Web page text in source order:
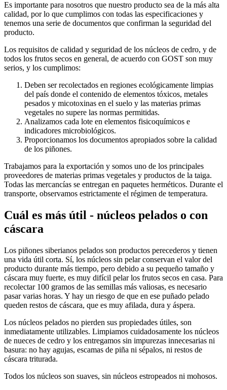
Es importante para nosotros que nuestro producto sea de la más alta
calidad, por lo que cumplimos con todas las especificaciones y
tenemos una serie de documentos que confirman la seguridad del
producto.
Los requisitos de calidad y seguridad de los núcleos de cedro, y de
todos los frutos secos en general, de acuerdo con GOST son muy
serios, y los cumplimos:
Deben ser recolectados en regiones ecológicamente limpias
del país donde el contenido de elementos tóxicos, metales
pesados y micotoxinas en el suelo y las materias primas
vegetales no supere las normas permitidas.
Analizamos cada lote en elementos fisicoquímicos e
indicadores microbiológicos.
Proporcionamos los documentos apropiados sobre la calidad
de los piñones.
Trabajamos para la exportación y somos uno de los principales
proveedores de materias primas vegetales y productos de la taiga.
Todas las mercancías se entregan en paquetes herméticos. Durante el
transporte, observamos estrictamente el régimen de temperatura.
Cuál es más útil - núcleos pelados o con
cáscara
Los piñones siberianos pelados son productos perecederos y tienen
una vida útil corta. Sí, los núcleos sin pelar conservan el valor del
producto durante más tiempo, pero debido a su pequeño tamaño y
cáscara muy fuerte, es muy difícil pelar los frutos secos en casa. Para
recolectar 100 gramos de las semillas más valiosas, es necesario
pasar varias horas. Y hay un riesgo de que en ese puñado pelado
queden restos de cáscara, que es muy afilada, dura y áspera.
Los núcleos pelados no pierden sus propiedades útiles, son
inmediatamente utilizables. Limpiamos cuidadosamente los núcleos
de nueces de cedro y los entregamos sin impurezas innecesarias ni
basura: no hay agujas, escamas de piña ni sépalos, ni restos de
cáscara triturada.
Todos los núcleos son suaves, sin núcleos estropeados ni mohosos.